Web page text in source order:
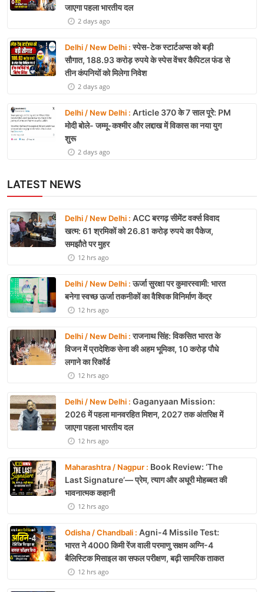
जाएगा पहला भारतीय दल
2 days ago
Delhi / New Delhi :स्पेस-टेक स्टार्टअप्स को बड़ी
सौगात, 188.93 करोड़ रुपये के स्पेस वेंचर कैपिटल फंड से
तीन कंपनियों को मिलेगा निवेश
2 days ago
Delhi / New Delhi : Article 370 के 7 साल पूरे: PM
मोदी बोले- जम्मू-कश्मीर और लद्दाख में विकास का नया युग
शुरू
2 days ago
LATEST NEWS
Delhi / New Delhi : ACC बरगढ़ सीमेंट वर्क्स विवाद
खत्म: 61 श्रमिकों को 26.81 करोड़ रुपये का पैकेज,
समझौते पर मुहर
12 hrs ago
Delhi / New Delhi :ऊर्जा सुरक्षा पर कुमारस्वामी: भारत
बनेगा स्वच्छ ऊर्जा तकनीकों का वैश्विक विनिर्माण केंद्र
12 hrs ago
Delhi / New Delhi :राजनाथ सिंह: विकसित भारत के
विजन में प्रादेशिक सेना की अहम भूमिका, 10 करोड़ पौधे
लगाने का रिकॉर्ड
12 hrs ago
Delhi / New Delhi : Gaganyaan Mission:
2026 में पहला मानवरहित मिशन, 2027 तक अंतरिक्ष में
जाएगा पहला भारतीय दल
12 hrs ago
Maharashtra / Nagpur : Book Review: ‘The
Last Signature’— प्रेम, त्याग और अधूरी मोहब्बत की
भावनात्मक कहानी
12 hrs ago
Odisha / Chandbali : Agni-4 Missile Test:
भारत ने 4000 किमी रेंज वाली परमाणु सक्षम अग्नि-4
बैलिस्टिक मिसाइल का सफल परीक्षण, बढ़ी सामरिक ताकत
12 hrs ago